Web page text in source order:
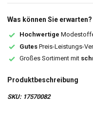
Was können Sie erwarten?
Hochwertige
Gutes Preis-Leistungs-
Großes Sortiment mit
Produktbeschreibung
SKU: 17570082